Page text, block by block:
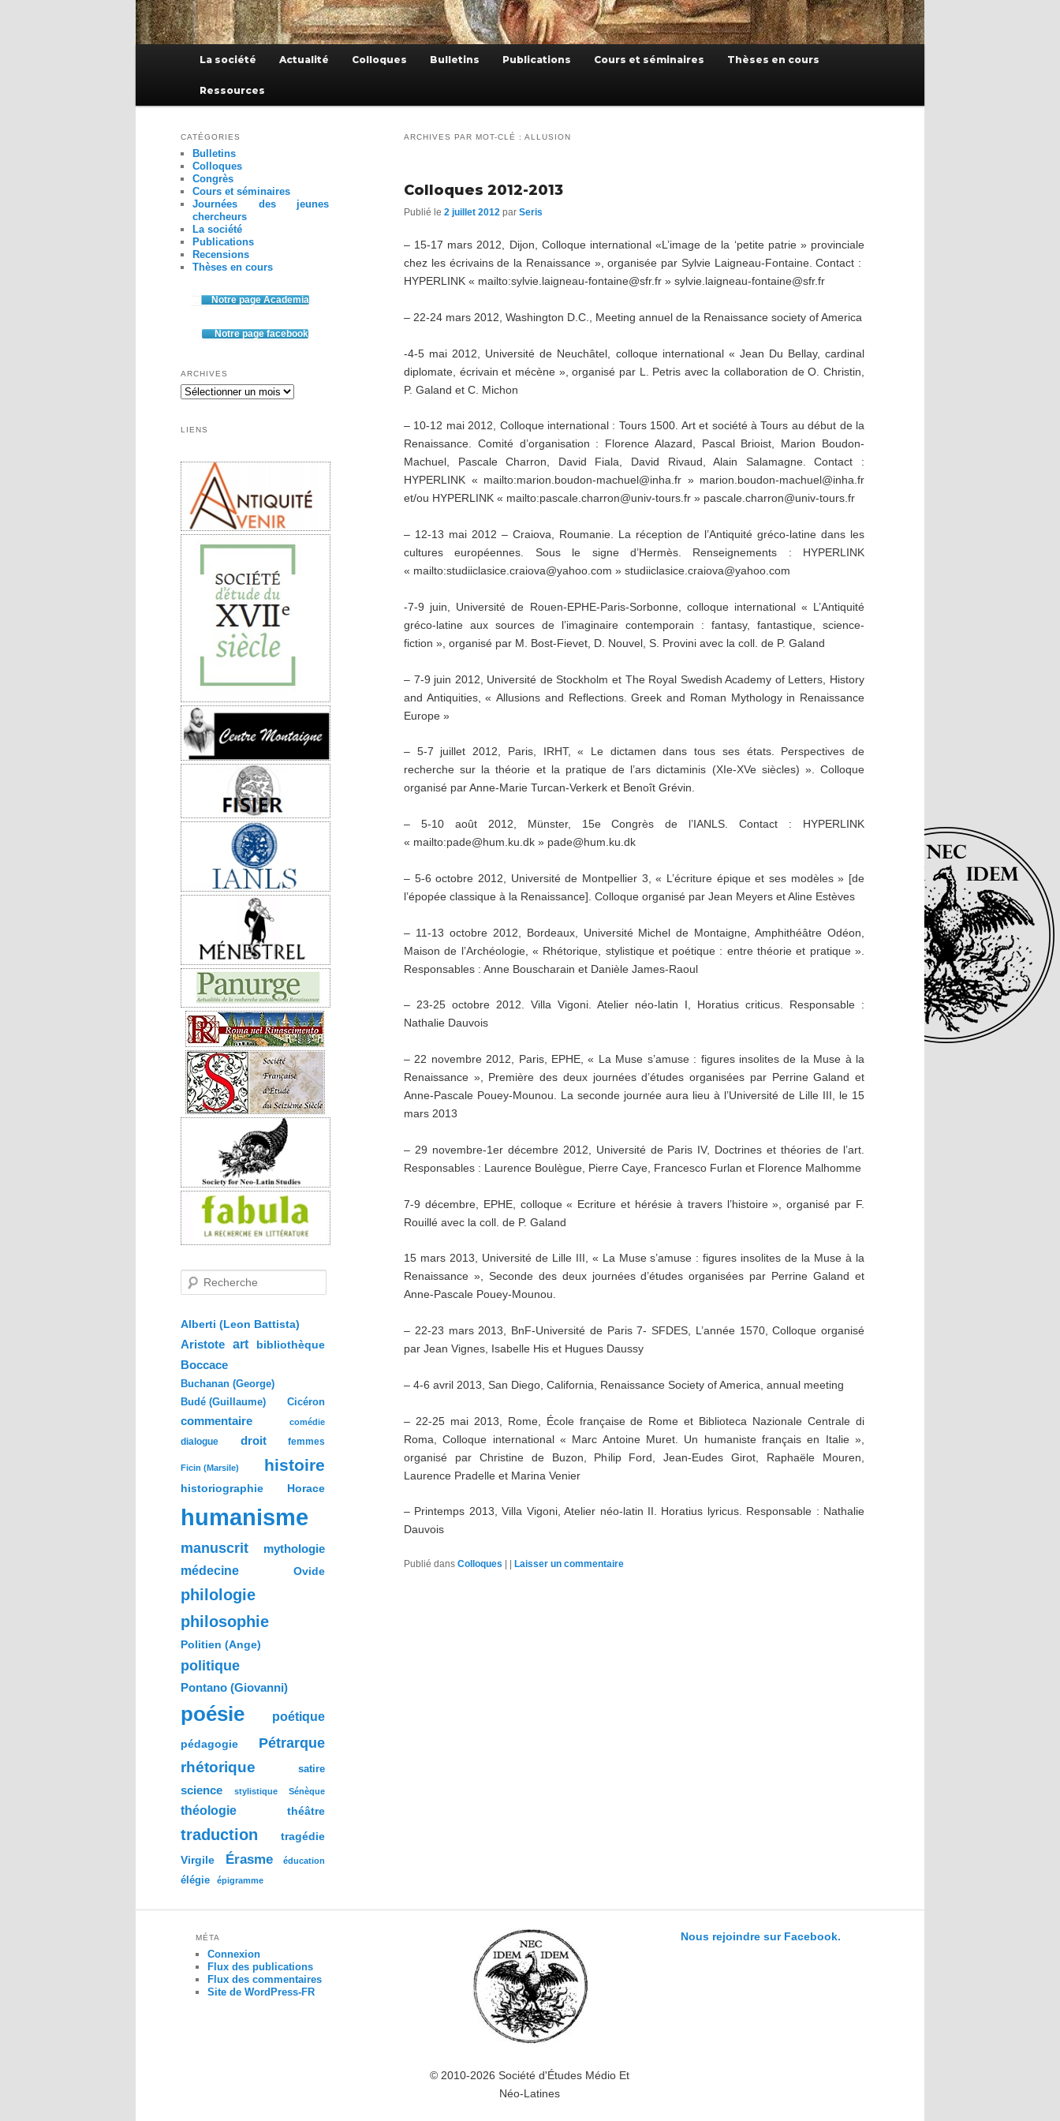
La société Actualité Colloques Bulletins Publications Cours et séminaires Thèses en cours
Ressources
ARCHIVES PAR MOT-CLÉ : ALLUSION
Colloques 2012-2013
Publié le 2 juillet 2012 par Seris
– 15-17 mars 2012, Dijon, Colloque international «L’image de la ‘petite patrie » provinciale
chez les écrivains de la Renaissance », organisée par Sylvie Laigneau-Fontaine. Contact :
HYPERLINK « mailto:sylvie.laigneau-fontaine@sfr.fr » sylvie.laigneau-fontaine@sfr.fr
– 22-24 mars 2012, Washington D.C., Meeting annuel de la Renaissance society of America
-4-5 mai 2012, Université de Neuchâtel, colloque international « Jean Du Bellay, cardinal
diplomate, écrivain et mécène », organisé par L. Petris avec la collaboration de O. Christin,
P. Galand et C. Michon
– 10-12 mai 2012, Colloque international : Tours 1500. Art et société à Tours au début de la
Renaissance. Comité d’organisation : Florence Alazard, Pascal Brioist, Marion Boudon-
Machuel, Pascale Charron, David Fiala, David Rivaud, Alain Salamagne. Contact :
HYPERLINK « mailto:marion.boudon-machuel@inha.fr » marion.boudon-machuel@inha.fr
et/ou HYPERLINK « mailto:pascale.charron@univ-tours.fr » pascale.charron@univ-tours.fr
– 12-13 mai 2012 – Craiova, Roumanie. La réception de l’Antiquité gréco-latine dans les
cultures européennes. Sous le signe d’Hermès. Renseignements : HYPERLINK
« mailto:studiiclasice.craiova@yahoo.com » studiiclasice.craiova@yahoo.com
-7-9 juin, Université de Rouen-EPHE-Paris-Sorbonne, colloque international « L’Antiquité
gréco-latine aux sources de l’imaginaire contemporain : fantasy, fantastique, science-
fiction », organisé par M. Bost-Fievet, D. Nouvel, S. Provini avec la coll. de P. Galand
– 7-9 juin 2012, Université de Stockholm et The Royal Swedish Academy of Letters, History
and Antiquities, « Allusions and Reflections. Greek and Roman Mythology in Renaissance
Europe »
– 5-7 juillet 2012, Paris, IRHT, « Le dictamen dans tous ses états. Perspectives de
recherche sur la théorie et la pratique de l’ars dictaminis (XIe-XVe siècles) ». Colloque
organisé par Anne-Marie Turcan-Verkerk et Benoît Grévin.
– 5-10 août 2012, Münster, 15e Congrès de l’IANLS. Contact : HYPERLINK
« mailto:pade@hum.ku.dk » pade@hum.ku.dk
– 5-6 octobre 2012, Université de Montpellier 3, « L’écriture épique et ses modèles » [de
l’épopée classique à la Renaissance]. Colloque organisé par Jean Meyers et Aline Estèves
– 11-13 octobre 2012, Bordeaux, Université Michel de Montaigne, Amphithéâtre Odéon,
Maison de l’Archéologie, « Rhétorique, stylistique et poétique : entre théorie et pratique ».
Responsables : Anne Bouscharain et Danièle James-Raoul
– 23-25 octobre 2012. Villa Vigoni. Atelier néo-latin I, Horatius criticus. Responsable :
Nathalie Dauvois
– 22 novembre 2012, Paris, EPHE, « La Muse s’amuse : figures insolites de la Muse à la
Renaissance », Première des deux journées d’études organisées par Perrine Galand et
Anne-Pascale Pouey-Mounou. La seconde journée aura lieu à l’Université de Lille III, le 15
mars 2013
– 29 novembre-1er décembre 2012, Université de Paris IV, Doctrines et théories de l’art.
Responsables : Laurence Boulègue, Pierre Caye, Francesco Furlan et Florence Malhomme
7-9 décembre, EPHE, colloque « Ecriture et hérésie à travers l’histoire », organisé par F.
Rouillé avec la coll. de P. Galand
15 mars 2013, Université de Lille III, « La Muse s’amuse : figures insolites de la Muse à la
Renaissance », Seconde des deux journées d’études organisées par Perrine Galand et
Anne-Pascale Pouey-Mounou.
– 22-23 mars 2013, BnF-Université de Paris 7- SFDES, L’année 1570, Colloque organisé
par Jean Vignes, Isabelle His et Hugues Daussy
– 4-6 avril 2013, San Diego, California, Renaissance Society of America, annual meeting
– 22-25 mai 2013, Rome, École française de Rome et Biblioteca Nazionale Centrale di
Roma, Colloque international « Marc Antoine Muret. Un humaniste français en Italie »,
organisé par Christine de Buzon, Philip Ford, Jean-Eudes Girot, Raphaële Mouren,
Laurence Pradelle et Marina Venier
– Printemps 2013, Villa Vigoni, Atelier néo-latin II. Horatius lyricus. Responsable : Nathalie
Dauvois
Publié dans Colloques Laisser un commentaire
CATÉGORIES
Bulletins
Colloques
Congrès
Cours et séminaires
Journées des jeunes
chercheurs
La société
Publications
Recensions
Thèses en cours
Notre page Academia
Notre page facebook
ARCHIVES
Archives
LIENS
c
e
c
e
Alberti (Leon Battista)
Aristote art bibliothèque
Boccace
Buchanan (George)
Budé (Guillaume) Cicéron
commentaire comédie
dialogue droit femmes
Ficin (Marsile) histoire
historiographie Horace
humanisme
manuscrit
mythologie
médecine
Ovide
philologie
philosophie
Politien (Ange)
politique
Pontano (Giovanni)
poésie poétique
pédagogie Pétrarque
rhétorique satire
science stylistique Sénèque
théologie théâtre
traduction
tragédie
Virgile
Érasme éducation
élégie épigramme
MÉTA
Connexion
Flux des publications
Flux des commentaires
Site de WordPress-FR
© 2010-2026 Société d'Études Médio Et
Néo-Latines
Nous rejoindre sur Facebook.